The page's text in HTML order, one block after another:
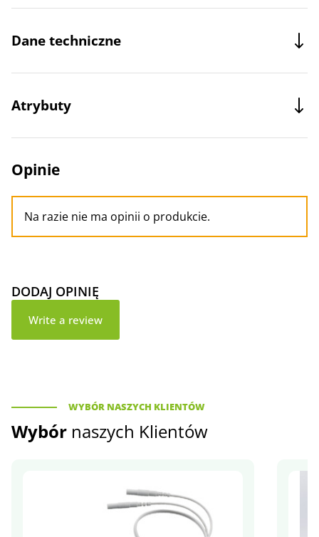
Dane techniczne
Atrybuty
Opinie
Na razie nie ma opinii o produkcie.
DODAJ OPINIĘ
Write a review
WYBÓR NASZYCH KLIENTÓW
Wybór naszych Klientów